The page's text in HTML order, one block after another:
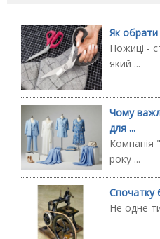
Як обрати
Ножиці -
який ...
Чому
для ...
Компанія
року ...
Спочатку
Не одне